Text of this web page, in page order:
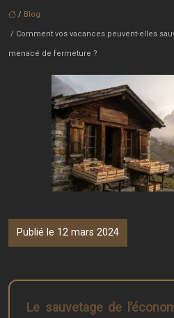
/ Blog
/ Comment vos vacances peuvent-elles
menacé de fermeture ?
Publié le 12 mars 2024
Le sauvetage de